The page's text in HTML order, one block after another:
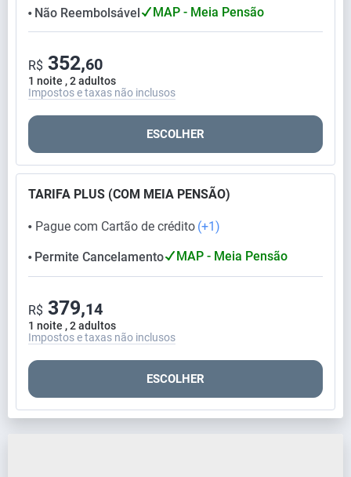
⬤ Não Reembolsável MAP - Meia Pensão
1 noite , 2 adultos
R$ 352,60
Impostos e taxas não inclusos
ESCOLHER
TARIFA PLUS (COM MEIA PENSÃO)
⬤ Pague com Cartão de crédito (+1)
⬤ Permite Cancelamento MAP - Meia Pensão
1 noite , 2 adultos
R$ 379,14
Impostos e taxas não inclusos
ESCOLHER